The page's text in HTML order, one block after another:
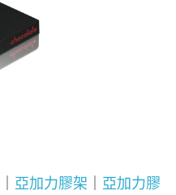
亞加力膠架
亞加力膠